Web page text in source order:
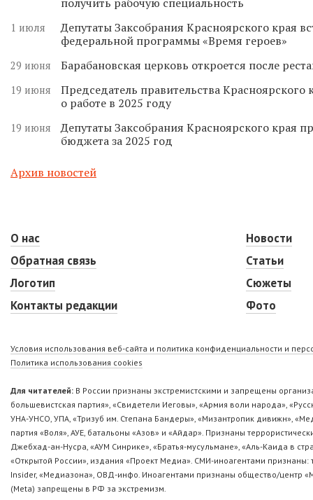
1 июля
Депутаты Заксобрания Красноярского края
федеральной программы «Время героев»
29 июня Барабановская церковь откроется после
19 июня
Председатель правительства Красноярского
о работе в 2025 году
19 июня
Депутаты Заксобрания Красноярского края
бюджета за 2025 год
Архив новостей
О нас
Обратная связь
Логотип
Контакты редакции
Новости
Статьи
Сюжеты
Фото
Условия использования веб-сайта и политика конфиденциальности и
Политика использования cookies
Для читателей: В России признаны экстремистскими и запрещены
большевистская партия», «Свидетели Иеговы», «Армия воли народа»,
УНА-УНСО, УПА, «Тризуб им. Степана Бандеры», «Мизантропик дивижн»,
партия «Воля», АУЕ, батальоны «Азов» и «Айдар». Признаны
Джебхад-ан-Нусра, «АУМ Синрике», «Братья-мусульмане», «Аль-Каида в
«Открытой России», издания «Проект Медиа». СМИ-иноагентами
Insider, «Медиазона», ОВД-инфо. Иноагентами признаны общество/центр
(Metа) запрещены в РФ за экстремизм.